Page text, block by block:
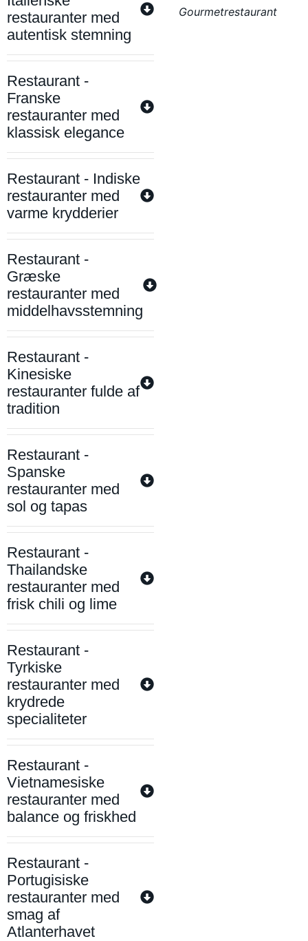
restauranter med
autentisk stemning
Restaurant -
Franske
restauranter med
klassisk elegance
Restaurant - Indiske
restauranter med
varme krydderier
Restaurant -
Græske
restauranter med
middelhavsstemning
Restaurant -
Kinesiske
restauranter fulde af
tradition
Restaurant -
Spanske
restauranter med
sol og tapas
Restaurant -
Thailandske
restauranter med
frisk chili og lime
Restaurant -
Tyrkiske
restauranter med
krydrede
specialiteter
Restaurant -
Vietnamesiske
restauranter med
balance og friskhed
Restaurant -
Portugisiske
restauranter med
smag af
Atlanterhavet
Gourmetrestaurant